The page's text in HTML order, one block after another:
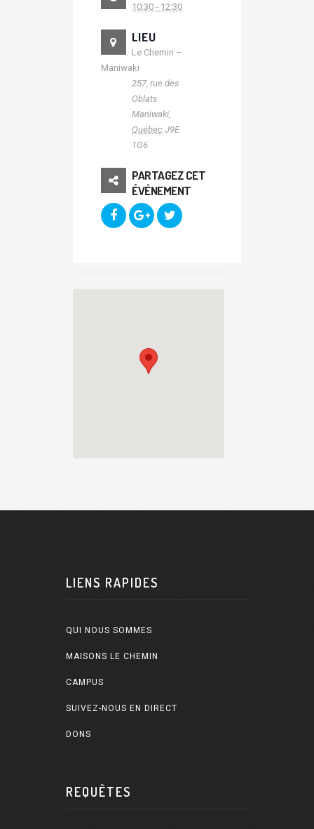
10:30 - 12:30
LIEU
Le Chemin –
Maniwaki
257, rue des
Oblats
Maniwaki,
Québec J9E
1G6
PARTAGEZ CET
ÉVÉNEMENT
LIENS RAPIDES
QUI NOUS SOMMES
MAISONS LE CHEMIN
CAMPUS
SUIVEZ-NOUS EN DIRECT
DONS
REQUÊTES